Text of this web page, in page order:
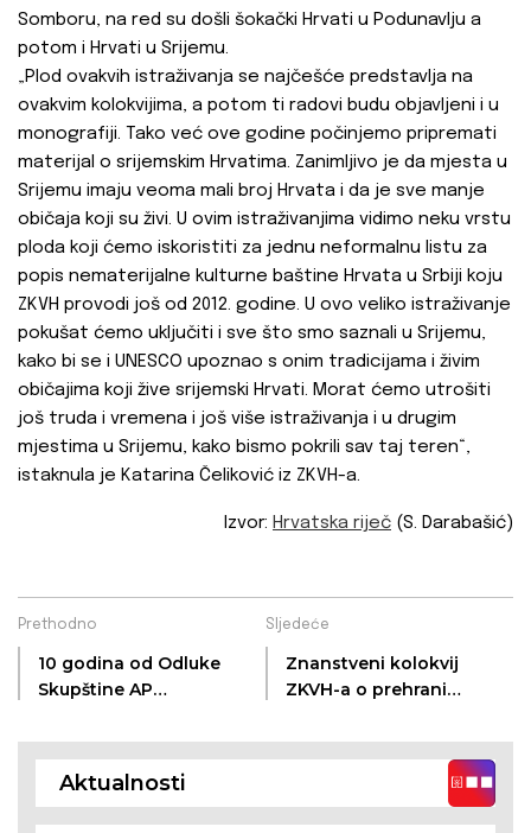
Somboru, na red su došli šokački Hrvati u Podunavlju a
potom i Hrvati u Srijemu.
„Plod ovakvih istraživanja se najčešće predstavlja na
ovakvim kolokvijima, a potom ti radovi budu objavljeni i u
monografiji. Tako već ove godine počinjemo pripremati
materijal o srijemskim Hrvatima. Zanimljivo je da mjesta u
Srijemu imaju veoma mali broj Hrvata i da je sve manje
običaja koji su živi. U ovim istraživanjima vidimo neku vrstu
ploda koji ćemo iskoristiti za jednu neformalnu listu za
popis nematerijalne kulturne baštine Hrvata u Srbiji koju
ZKVH provodi još od 2012. godine. U ovo veliko istraživanje
pokušat ćemo uključiti i sve što smo saznali u Srijemu,
kako bi se i UNESCO upoznao s onim tradicijama i živim
običajima koji žive srijemski Hrvati. Morat ćemo utrošiti
još truda i vremena i još više istraživanja i u drugim
mjestima u Srijemu, kako bismo pokrili sav taj teren“,
istaknula je Katarina Čeliković iz ZKVH-a.
Izvor: Hrvatska riječ (S. Darabašić)
Prethodno
10 godina od Odluke
Skupštine AP
Zavoda za kulturu
vojvođanskih Hrvata
– temeljna svrha i
misija
Sljedeće
Znanstveni kolokvij
ZKVH-a o prehrani
održan u Srijemskoj
Aktualnosti